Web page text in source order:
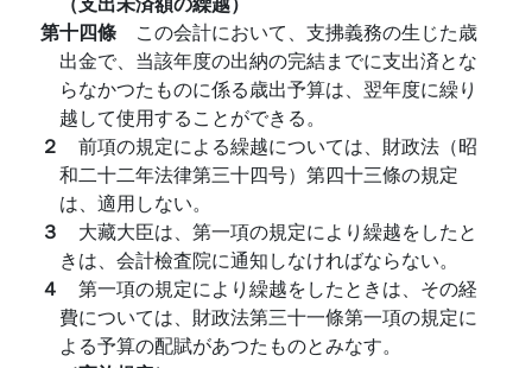
第十四條 この会計において、支拂義務の生じた歳
出金で、当該年度の出納の完結までに支出済とな
らなかつたものに係る歳出予算は、翌年度に繰り
越して使用することができる。
２ 前項の規定による繰越については、財政法（昭
和二十二年法律第三十四号）第四十三條の規定
は、適用しない。
３ 大藏大臣は、第一項の規定により繰越をしたと
きは、会計檢査院に通知しなければならない。
４ 第一項の規定により繰越をしたときは、その経
費については、財政法第三十一條第一項の規定に
よる予算の配賦があつたものとみなす。